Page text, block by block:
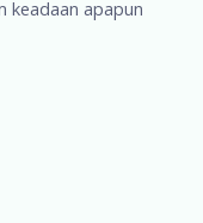
keadaan apapun